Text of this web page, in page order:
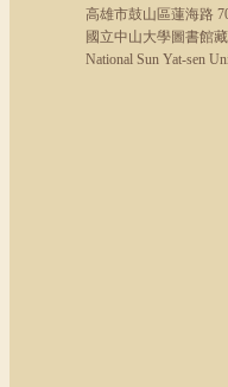
高雄市鼓山區蓮海路
國立中山大學圖書館藏
National Sun Yat-sen